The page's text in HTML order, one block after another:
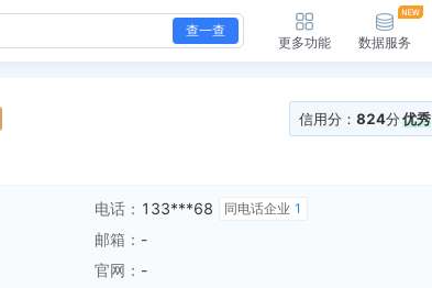
查一查
更多功能 数据服务
信用分： 824分优秀
电话： 133***68 同电话企业 1
邮箱： -
官网： -